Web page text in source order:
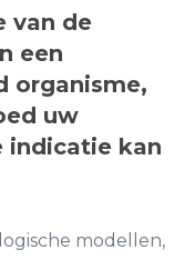
van de
een
organisme,
uw
indicatie kan
modellen,